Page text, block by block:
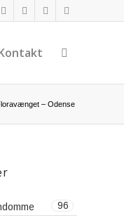
– Odense
96